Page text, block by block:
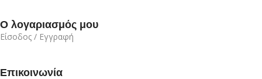
Ο λογαριασμός μου
Είσοδος / Εγγραφή
Επικοινωνία